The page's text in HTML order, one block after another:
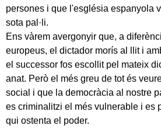
persones i que l'església espanyola
sota pal·li.
Ens vàrem avergonyir que, a
europeus, el dictador morís al llit i
el successor fos escollit pel mateix
anat. Però el més greu de tot és
social i que la democràcia al nostre
es criminalitzi el més vulnerable i es
qui ostenta el poder.